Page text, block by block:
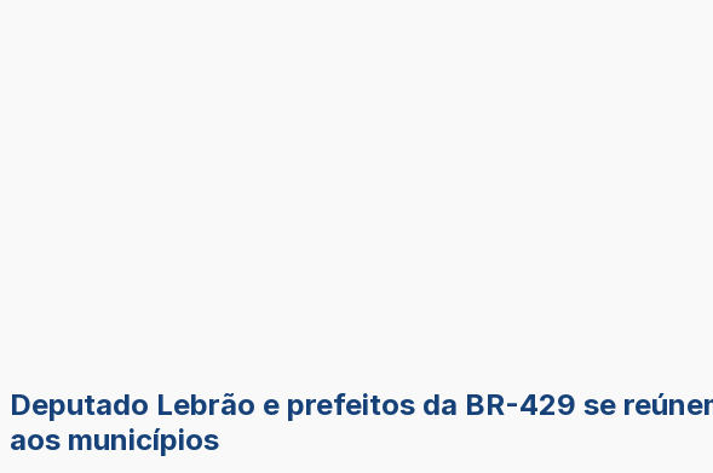
Deputado Lebrão e prefeitos da BR-429 se
aos municípios